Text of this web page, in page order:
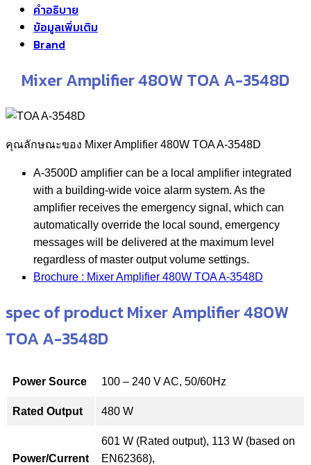
คำอธิบาย
ข้อมูลเพิ่มเติม
Brand
Mixer Amplifier 480W TOA A-3548D
คุณลักษณะของ Mixer Amplifier 480W TOA A-3548D
A-3500D amplifier can be a local amplifier integrated
with a building-wide voice alarm system. As the
amplifier receives the emergency signal, which can
automatically override the local sound, emergency
messages will be delivered at the maximum level
regardless of master output volume settings.
Brochure : Mixer Amplifier 480W TOA A-3548D
spec of product Mixer Amplifier 480W
TOA A-3548D
Power Source 100 – 240 V AC, 50/60Hz
Rated Output 480 W
Power/Current
601 W (Rated output), 113 W (based on
EN62368),